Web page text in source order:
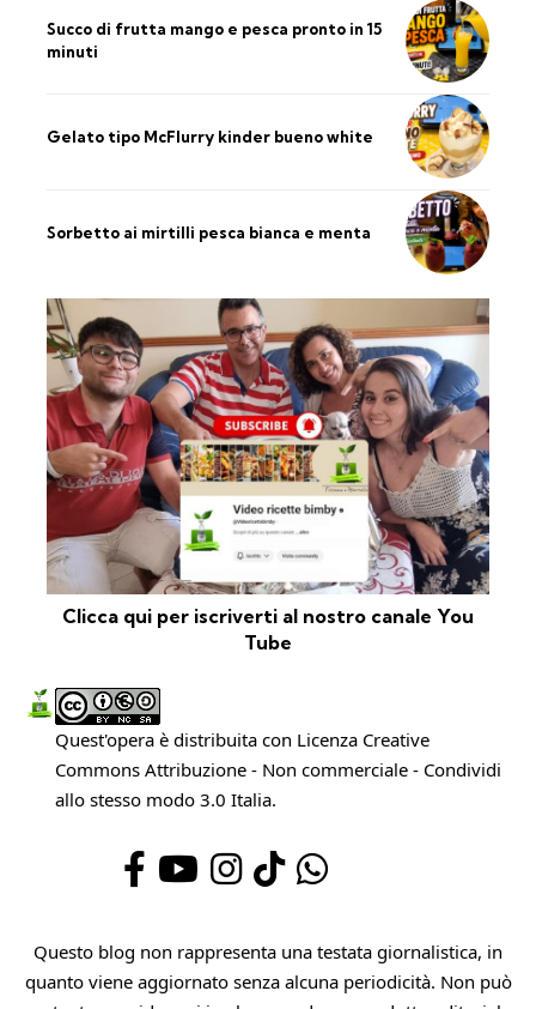
Succo di frutta mango e pesca pronto in 15
minuti
Gelato tipo McFlurry kinder bueno white
Sorbetto ai mirtilli pesca bianca e menta
Clicca qui per iscriverti al nostro canale You
Tube
Quest'opera è distribuita con Licenza Creative
Commons Attribuzione - Non commerciale - Condividi
allo stesso modo 3.0 Italia.
Questo blog non rappresenta una testata giornalistica, in
quanto viene aggiornato senza alcuna periodicità. Non può